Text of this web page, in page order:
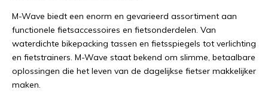
M-Wave biedt een enorm en gevarieerd assortiment aan
functionele fietsaccessoires en fietsonderdelen. Van
waterdichte bikepacking tassen en fietsspiegels tot verlichting
en fietstrainers. M-Wave staat bekend om slimme, betaalbare
oplossingen die het leven van de dagelijkse fietser makkelijker
maken.